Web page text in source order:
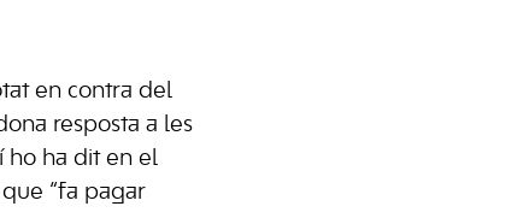
en contra del
resposta a les
ho ha dit en el
“fa pagar